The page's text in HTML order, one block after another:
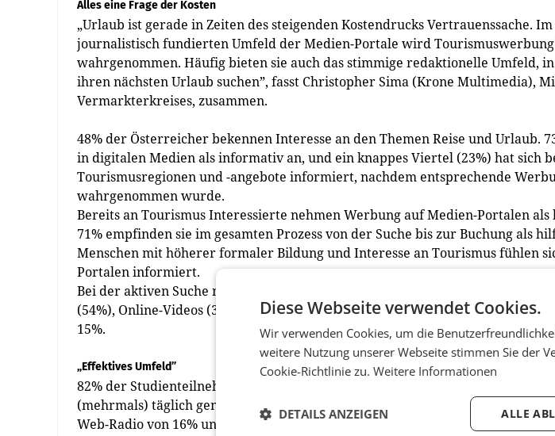
Alles eine Frage der Kosten
„Urlaub ist gerade in Zeiten des steigenden Kostendrucks Vertrauenssache.
journalistisch fundierten Umfeld der Medien-Portale wird
wahrgenommen. Häufig bieten sie auch das stimmige redaktionelle Umfeld,
ihren nächsten Urlaub suchen”, fasst Christopher Sima (Krone Multimedia),
Vermarkterkreises, zusammen.
48% der Österreicher bekennen Interesse an den Themen Reise und Urlaub.
in digitalen Medien als informativ an, und ein knappes Viertel (23%) hat sich
Tourismusregionen und -angebote informiert, nachdem entsprechende
wahrgenommen wurde.
Bereits an Tourismus Interessierte nehmen Werbung auf Medien-Portalen
71% empfinden sie im gesamten Prozess von der Suche bis zur Buchung als
Menschen mit höherer formaler Bildung und Interesse an Tourismus fühlen
Portalen informiert.
Bei der aktiven Suche nach Urlaubsangeboten rangieren Suchmaschinen
(54%), Online-Videos (32%), Online-Flugblättern und Sozialen Medien mit
15%.
„Effektives Umfeld”
82% der Studienteilnehmer nutzen (mehrmals) täglich digitale Medien.
(mehrmals) täglich genutzt, Soziale Medien von 56%, Publisher-Portale von
Web-Radio von 16% und Online-Flugblätter von sechs Prozent.
Diese Webseite verwendet Cookies.
Wir verwenden Cookies, um die
weitere Nutzung unserer Webseite stimmen Sie der
Cookie-Richtlinie zu. Weitere Informationen
ALLE
DETAILS ANZEIGEN